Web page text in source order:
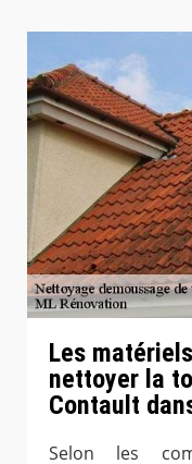
Les
nettoyer la
Contault
Selon les